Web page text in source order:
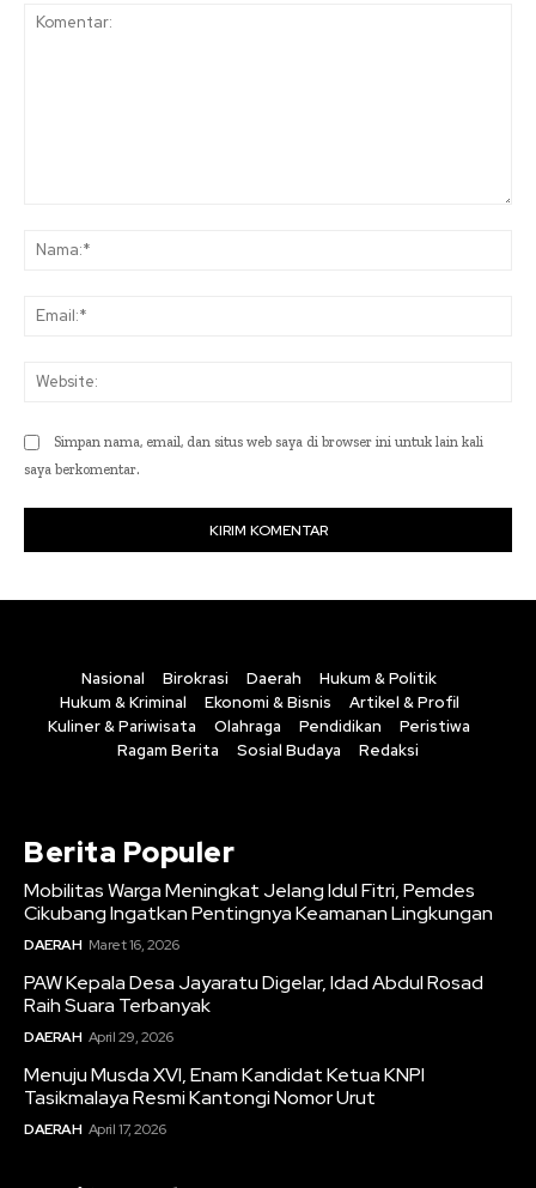
Simpan nama, email, dan situs web saya di browser ini untuk lain kali
saya berkomentar.
Nasional Birokrasi Daerah
Hukum & Politik
Hukum & Kriminal
Ekonomi & Bisnis
Artikel & Profil
Kuliner & Pariwisata
Olahraga Pendidikan
Peristiwa
Ragam Berita
Sosial Budaya Redaksi
Berita Populer
Mobilitas Warga Meningkat Jelang Idul Fitri, Pemdes
Cikubang Ingatkan Pentingnya Keamanan Lingkungan
DAERAH Maret 16, 2026
PAW Kepala Desa Jayaratu Digelar, Idad Abdul Rosad
Raih Suara Terbanyak
DAERAH April 29, 2026
Menuju Musda XVI, Enam Kandidat Ketua KNPI
Tasikmalaya Resmi Kantongi Nomor Urut
DAERAH April 17, 2026